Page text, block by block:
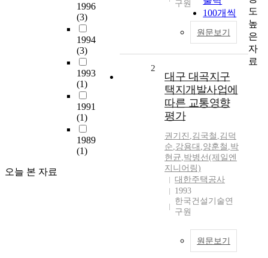
1996
(3)
1994
(3)
1993
(1)
1991
(1)
1989
(1)
오늘 본 자료
100개씩
구원
원문보기
2
대구 대곡지구
택지개발사업에
따른 교통영향
평가
권기진 ,김국철 ,김덕
순,강용대 ,양훈철 ,박
현균,박병선(제일엔
지니어링)
대한주택공사
1993
한국건설기술연
구원
원문보기
도
높
은
자
료